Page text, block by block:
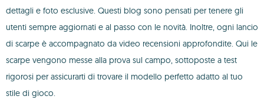
dettagli e foto esclusive. Questi blog sono pensati per tenere gli
utenti sempre aggiornati e al passo con le novità. Inoltre, ogni lancio
di scarpe è accompagnato da video recensioni approfondite. Qui le
scarpe vengono messe alla prova sul campo, sottoposte a test
rigorosi per assicurarti di trovare il modello perfetto adatto al tuo
stile di gioco.